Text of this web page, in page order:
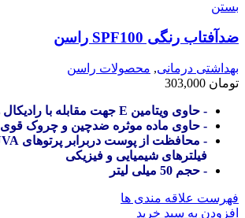
بستن
ضدآفتاب رنگی SPF100 راسن
بهداشتی درمانی, محصولات راسن
تومان
- حاوی ویتامین E جهت مقابله با رادیکال های آزاد
- حاوی ماده موثره ضدچین و چروک قوی KOLLAREN
فیلترهای شیمیایی و فیزیکی
- حجم 50 میلی لیتر
فهرست علاقه مندی ها
افزودن به سبد خرید